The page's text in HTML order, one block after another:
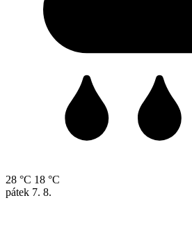
28 °C 18 °C
pátek 7. 8.